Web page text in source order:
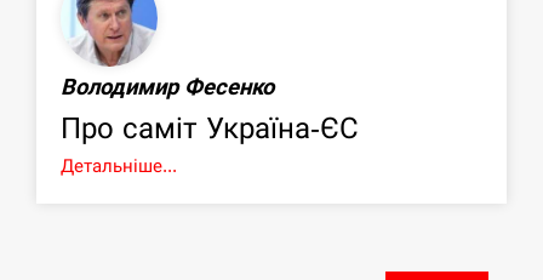
Володимир Фесенко
Про саміт Україна-ЄС
Детальніше...